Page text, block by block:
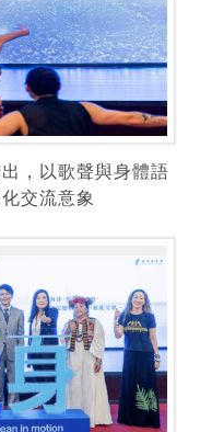
，以歌聲與身體語
交流意象